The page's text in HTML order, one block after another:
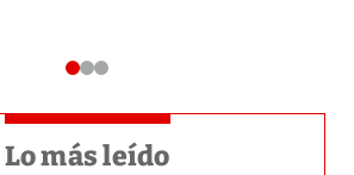
Lo más leído